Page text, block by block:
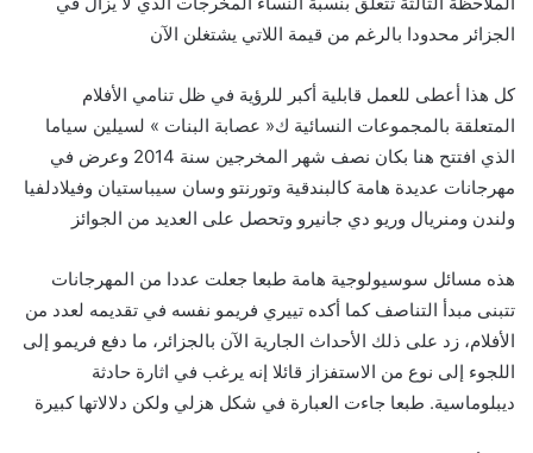
الملاحظة الثالثة تتعلق بنسبة النساء المخرجات الذي لا يزال في
الجزائر محدودا بالرغم من قيمة اللاتي يشتغلن الآن
كل هذا أعطى للعمل قابلية أكبر للرؤية في ظل تنامي الأفلام
المتعلقة بالمجموعات النسائية ك« عصابة البنات » لسيلين سياما
الذي افتتح هنا بكان نصف شهر المخرجين سنة 2014 وعرض في
مهرجانات عديدة هامة كالبندقية وتورنتو وسان سيباستيان وفيلادلفيا
ولندن ومنريال وريو دي جانيرو وتحصل على العديد من الجوائز
هذه مسائل سوسيولوجية هامة طبعا جعلت عددا من المهرجانات
تتبنى مبدأ التناصف كما أكده تييري فريمو نفسه في تقديمه لعدد من
الأفلام، زد على ذلك الأحداث الجارية الآن بالجزائر، ما دفع فريمو إلى
اللجوء إلى نوع من الاستفزاز قائلا إنه يرغب في اثارة حادثة
ديبلوماسية. طبعا جاءت العبارة في شكل هزلي ولكن دلالاتها كبيرة